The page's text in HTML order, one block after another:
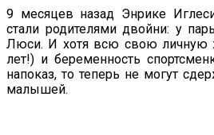
9 месяцев назад Энрике
стали родителями двойни: у
Люси. И хотя всю свою личную
лет!) и беременность
напоказ, то теперь не могут
малышей.